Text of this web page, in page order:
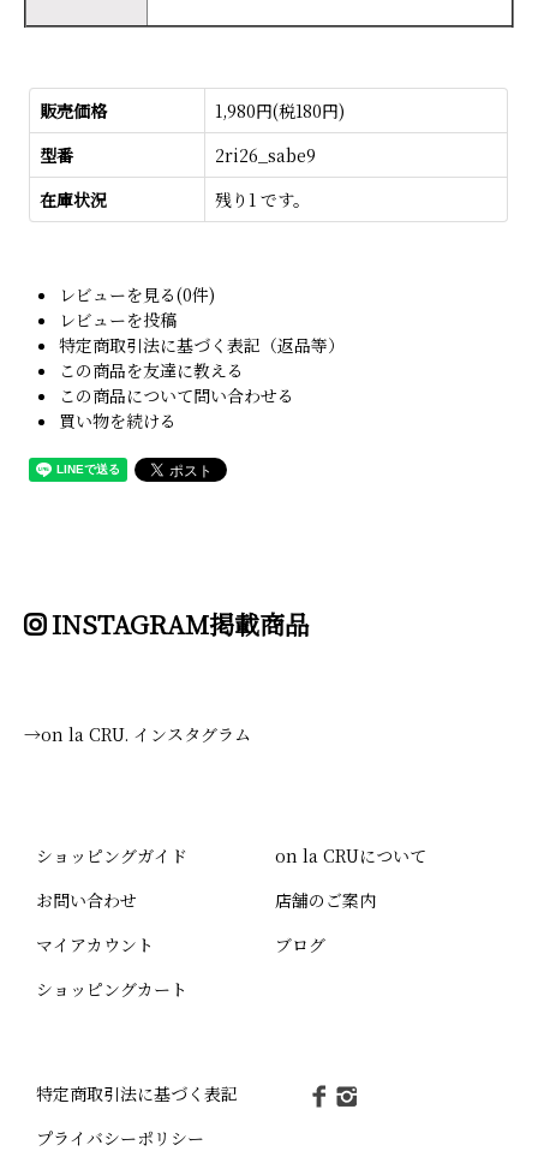
販売価格
1,980円(税180円)
型番
2ri26_sabe9
在庫状況
残り1 です。
レビューを見る(0件)
レビューを投稿
特定商取引法に基づく表記（返品等）
この商品を友達に教える
この商品について問い合わせる
買い物を続ける
INSTAGRAM掲載商品
→on la CRU. インスタグラム
ショッピングガイド
お問い合わせ
マイアカウント
ショッピングカート
on la CRUについて
店舗のご案内
ブログ
特定商取引法に基づく表記
プライバシーポリシー